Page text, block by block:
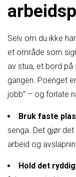
Selv om du ikke
et område som
av stua, et bord
gangen. Poenget
jobb” – og forlate
Bruk faste
senga. Det gjør
arbeid og
Hold det